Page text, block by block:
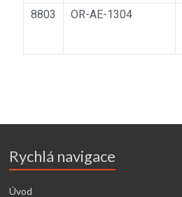
8803
OR-AE-1304
Rychlá navigace
Úvod